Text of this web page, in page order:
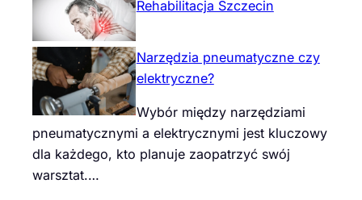
Rehabilitacja Szczecin
Narzędzia pneumatyczne czy
elektryczne?
Wybór między narzędziami
pneumatycznymi a elektrycznymi jest kluczowy
dla każdego, kto planuje zaopatrzyć swój
warsztat.…